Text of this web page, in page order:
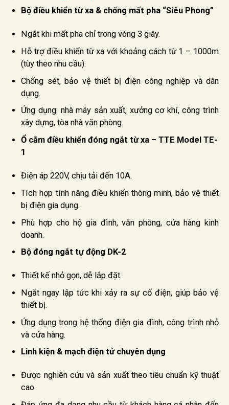
Bộ điều khiển từ xa & chống mất pha “Siêu Phong”
Ngắt khi mất pha chỉ trong vòng 3 giây.
Hỗ trợ điều khiển từ xa với khoảng cách từ 1 – 1000m
(tùy theo nhu cầu).
Chống sét, bảo vệ thiết bị điện công nghiệp và dân
dụng.
Ứng dụng: nhà máy sản xuất, xưởng cơ khí, công trình
xây dựng, tòa nhà văn phòng.
Ổ cắm điều khiển đóng ngắt từ xa – TTE Model TE-
1
Điện áp 220V, chịu tải đến 10A.
Tích hợp tính năng điều khiển thông minh, bảo vệ thiết
bị điện gia dụng.
Phù hợp cho hộ gia đình, văn phòng, cửa hàng kinh
doanh.
Bộ đóng ngắt tự động DK-2
Thiết kế nhỏ gọn, dễ lắp đặt.
Ngắt ngay lập tức khi xảy ra sự cố điện, giúp bảo vệ
thiết bị.
Ứng dụng trong hệ thống điện gia đình, công trình nhỏ
và cửa hàng.
Linh kiện & mạch điện tử chuyên dụng
Được nghiên cứu và sản xuất theo tiêu chuẩn kỹ thuật
cao.